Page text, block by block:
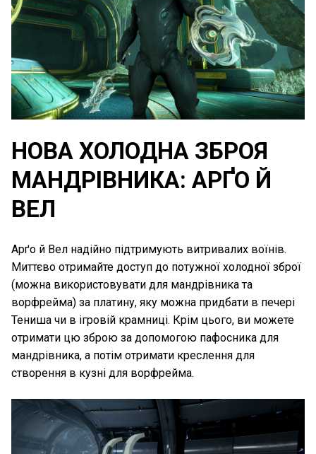
НОВА ХОЛОДНА ЗБРОЯ
МАНДРІВНИКА: АРҐО Й
ВЕЛ
Арґо й Вел надійно підтримують витривалих воїнів.
Миттєво отримайте доступ до потужної холодної зброї
(можна використовувати для мандрівника та
ворфрейма) за платину, яку можна придбати в печері
Тениша чи в ігровій крамниці. Крім цього, ви можете
отримати цю зброю за допомогою пафосника для
мандрівника, а потім отримати креслення для
створення в кузні для ворфрейма.